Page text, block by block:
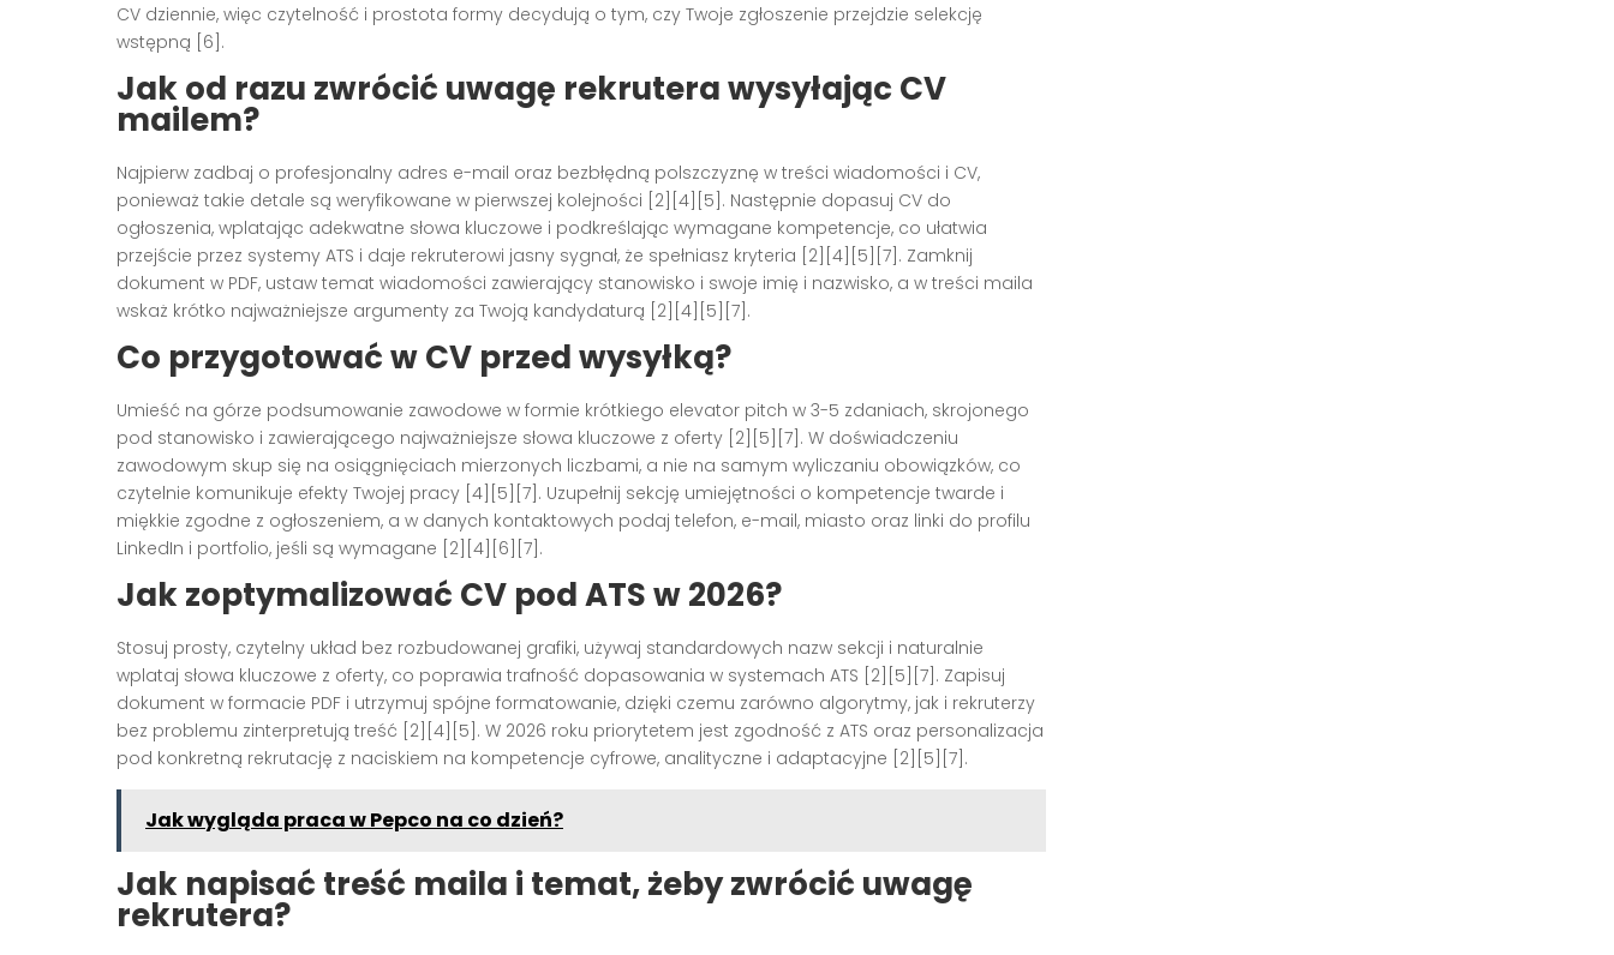
CV dziennie, więc czytelność i prostota formy decydują o tym, czy Twoje zgłoszenie przejdzie selekcję
wstępną [6].
Jak od razu zwrócić uwagę rekrutera wysyłając CV
mailem?
Najpierw zadbaj o profesjonalny adres e-mail oraz bezbłędną polszczyznę w treści wiadomości i CV,
ponieważ takie detale są weryfikowane w pierwszej kolejności [2][4][5]. Następnie dopasuj CV do
ogłoszenia, wplatając adekwatne słowa kluczowe i podkreślając wymagane kompetencje, co ułatwia
przejście przez systemy ATS i daje rekruterowi jasny sygnał, że spełniasz kryteria [2][4][5][7]. Zamknij
dokument w PDF, ustaw temat wiadomości zawierający stanowisko i swoje imię i nazwisko, a w treści maila
wskaż krótko najważniejsze argumenty za Twoją kandydaturą [2][4][5][7].
Co przygotować w CV przed wysyłką?
Umieść na górze podsumowanie zawodowe w formie krótkiego elevator pitch w 3-5 zdaniach, skrojonego
pod stanowisko i zawierającego najważniejsze słowa kluczowe z oferty [2][5][7]. W doświadczeniu
zawodowym skup się na osiągnięciach mierzonych liczbami, a nie na samym wyliczaniu obowiązków, co
czytelnie komunikuje efekty Twojej pracy [4][5][7]. Uzupełnij sekcję umiejętności o kompetencje twarde i
miękkie zgodne z ogłoszeniem, a w danych kontaktowych podaj telefon, e-mail, miasto oraz linki do profilu
LinkedIn i portfolio, jeśli są wymagane [2][4][6][7].
Jak zoptymalizować CV pod ATS w 2026?
Stosuj prosty, czytelny układ bez rozbudowanej grafiki, używaj standardowych nazw sekcji i naturalnie
wplataj słowa kluczowe z oferty, co poprawia trafność dopasowania w systemach ATS [2][5][7]. Zapisuj
dokument w formacie PDF i utrzymuj spójne formatowanie, dzięki czemu zarówno algorytmy, jak i rekruterzy
bez problemu zinterpretują treść [2][4][5]. W 2026 roku priorytetem jest zgodność z ATS oraz personalizacja
pod konkretną rekrutację z naciskiem na kompetencje cyfrowe, analityczne i adaptacyjne [2][5][7].
Jak wygląda praca w Pepco na co dzień?
Jak napisać treść maila i temat, żeby zwrócić uwagę
rekrutera?